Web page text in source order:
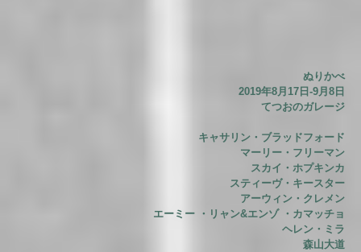
ぬりかべ
2019年8月17日-9月8日
てつおのガレージ
キャサリン・ブラッドフォード
マーリー・フリーマン
スカイ・ホプキンカ
スティーヴ・キースター
アーウィン・クレメン
エーミー ・リャン&エンゾ ・カマッチョ
ヘレン・ミラ
森山大道